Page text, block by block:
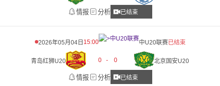
情报 分析 已结束
2026年05月04日 15:00 中U20联赛已结束
青岛红狮U20 0 - 0 北京国安U20
情报 分析 已结束